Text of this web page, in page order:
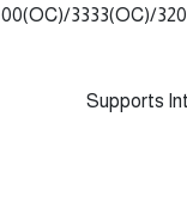
3333(OC)/
Supports